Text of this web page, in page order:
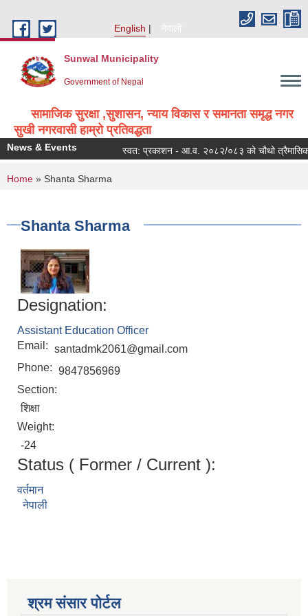
English
नेपाली
Sunwal Municipality
Government of Nepal
सामाजिक सुरक्षा ,सुशासन, न्याय विकास र समानता समृद्ध नगर
सुखी नगरवासी हाम्रो प्रतिवद्धता
News & Events स्वत: प्रकाशन - आ.व. २०८२/०८३ को चौथो त्रैमासिक
You are here
Home » Shanta Sharma
Shanta Sharma
Designation:
Assistant Education Officer
Email: santadmk2061@gmail.com
Phone: 9847856969
Section:
शिक्षा
Weight:
-24
Status ( Former / Current ):
वर्तमान
नेपाली
श्रम संसार पोर्टल